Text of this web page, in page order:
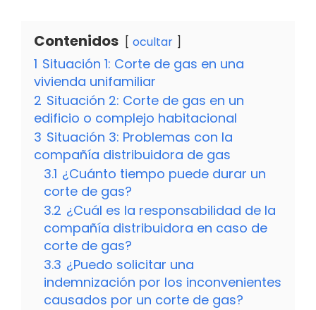
Contenidos ocultar
1 Situación 1: Corte de gas en una
vivienda unifamiliar
2 Situación 2: Corte de gas en un
edificio o complejo habitacional
3 Situación 3: Problemas con la
compañía distribuidora de gas
3.1 ¿Cuánto tiempo puede durar un
corte de gas?
3.2 ¿Cuál es la responsabilidad de la
compañía distribuidora en caso de
corte de gas?
3.3 ¿Puedo solicitar una
indemnización por los inconvenientes
causados por un corte de gas?